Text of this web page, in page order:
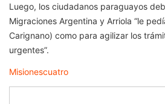
Luego, los ciudadanos paraguayos
Migraciones Argentina y Arriola “le
Carignano) como para agilizar los
urgentes”.
Misionescuatro